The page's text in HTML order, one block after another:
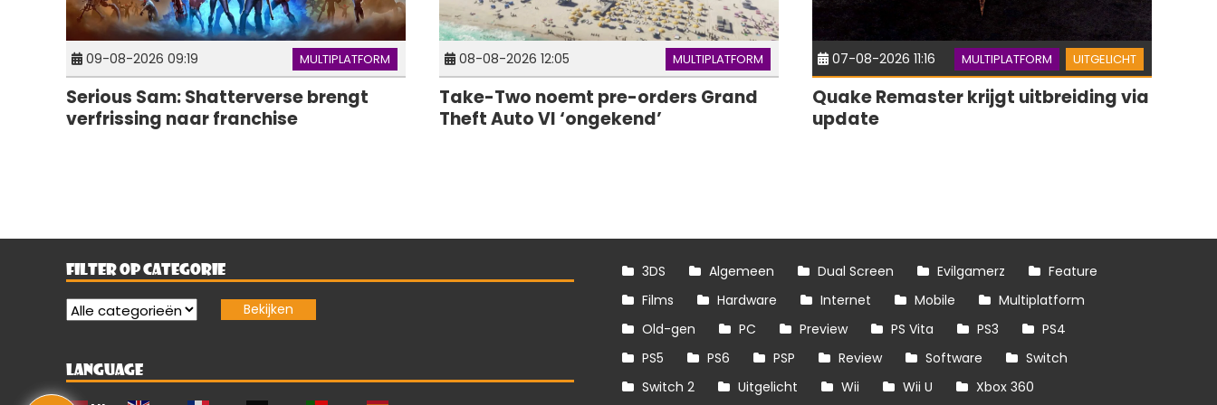
09-08-2026 09:19 MULTIPLATFORM
Serious Sam: Shatterverse brengt
verfrissing naar franchise
08-08-2026 12:05 MULTIPLATFORM
Take-Two noemt pre-orders Grand
Theft Auto VI ‘ongekend’
07-08-2026 11:16 MULTIPLATFORM UITGELICHT
Quake Remaster krijgt uitbreiding via
update
FILTER OP CATEGORIE
LANGUAGE
3DS Algemeen Dual Screen Evilgamerz
Feature
Films
Hardware Internet Mobile
Multiplatform
Old-gen
PC Preview PS Vita PS3
PS4
PS5
PS6 PSP Review Software
Switch
Switch 2
Uitgelicht Wii Wii U Xbox 360